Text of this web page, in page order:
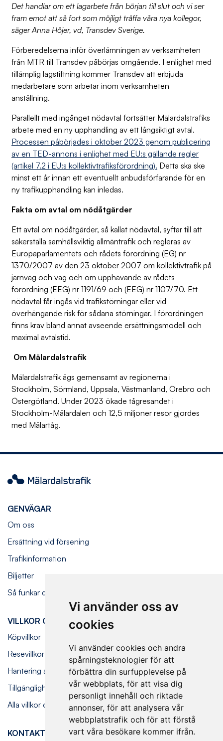
Vi använder oss av
cookies
Vi använder cookies och andra
spårningsteknologier för att
förbättra din surfupplevelse på
vår webbplats, för att visa dig
personligt innehåll och riktade
annonser, för att analysera vår
webbplatstrafik och för att förstå
vart våra besökare kommer ifrån.
Det handlar om ett lagarbete från början till slut och vi ser
fram emot att så fort som möjligt träffa våra nya kollegor,
säger Anna Höjer, vd, Transdev Sverige.
Förberedelserna inför överlämningen av verksamheten
från MTR till Transdev påbörjas omgående. I enlighet med
tillämplig lagstiftning kommer Transdev att erbjuda
medarbetare som arbetar inom verksamheten
anställning.
Parallellt med ingånget nödavtal fortsätter Mälardalstrafiks
arbete med en ny upphandling av ett långsiktigt avtal.
Processen påbörjades i oktober 2023 genom publicering
av en TED-annons i enlighet med EU:s gällande regler
(artikel 7.2 i EU:s kollektivtrafiksförordning). Detta ska ske
minst ett år innan ett eventuellt anbudsförfarande för en
ny trafikupphandling kan inledas.
Fakta om avtal om nödåtgärder
Ett avtal om nödåtgärder, så kallat nödavtal, syftar till att
säkerställa samhällsviktig allmäntrafik och regleras av
Europaparlamentets och rådets förordning (EG) nr
1370/2007 av den 23 oktober 2007 om kollektivtrafik på
järnväg och väg och om upphävande av rådets
förordning (EEG) nr 1191/69 och (EEG) nr 1107/70. Ett
nödavtal får ingås vid trafikstörningar eller vid
överhängande risk för sådana störningar. I förordningen
finns krav bland annat avseende ersättningsmodell och
maximal avtalstid.
Om Mälardalstrafik
Mälardalstrafik ägs gemensamt av regionerna i
Stockholm, Sörmland, Uppsala, Västmanland, Örebro och
Östergötland. Under 2023 ökade tågresandet i
Stockholm-Mälardalen och 12,5 miljoner resor gjordes
med Mälartåg.
Mälardalstrafik
GENVÄGAR
Om oss
Ersättning vid försening
Trafikinformation
Biljetter
Så funkar det ombord
VILLKOR OCH FÖRESKRIFTER
Köpvillkor
Resevillkor
Hantering av personuppgifter
Tillgänglighetsredogörelse
Alla villkor och föreskrifter
KONTAKT